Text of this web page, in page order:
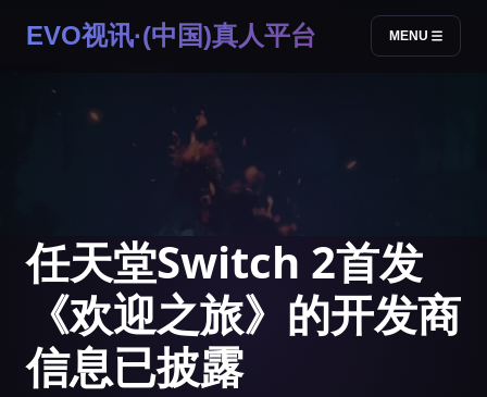
EVO视讯·(中国)真人平台 MENU
任天堂Switch 2首发
《欢迎之旅》的开发商
信息已披露